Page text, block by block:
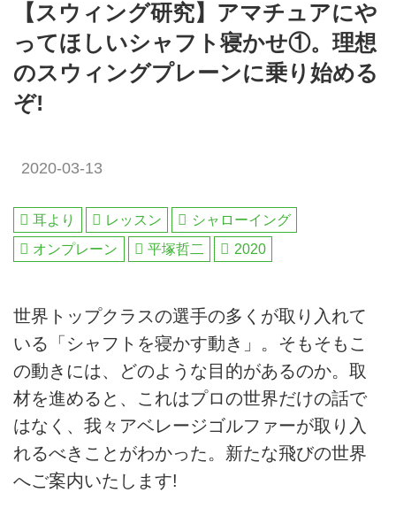
【スウィング研究】アマチュアにや
ってほしいシャフト寝かせ①。理想
のスウィングプレーンに乗り始める
ぞ!
2020-03-13
耳より レッスン
シャローイング
オンプレーン
平塚哲二 2020
世界トップクラスの選手の多くが取り入れて
いる「シャフトを寝かす動き」。そもそもこ
の動きには、どのような目的があるのか。取
材を進めると、これはプロの世界だけの話で
はなく、我々アベレージゴルファーが取り入
れるべきことがわかった。新たな飛びの世界
へご案内いたします!